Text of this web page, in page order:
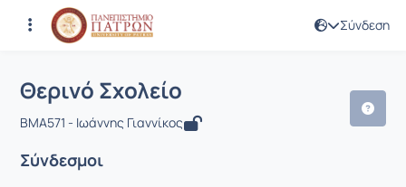
Σύνδεση
Αρχική Σελίδα
Μάθημα : Θερινό Σχολείο
Κωδικός : BMA571
Θερινό Σχολείο
BMA571 - Ιωάννης Γιαννίκος
Σύνδεσμοι